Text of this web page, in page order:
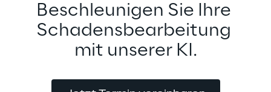
Beschleunigen Sie Ihre
Schadensbearbeitung
mit unserer KI.